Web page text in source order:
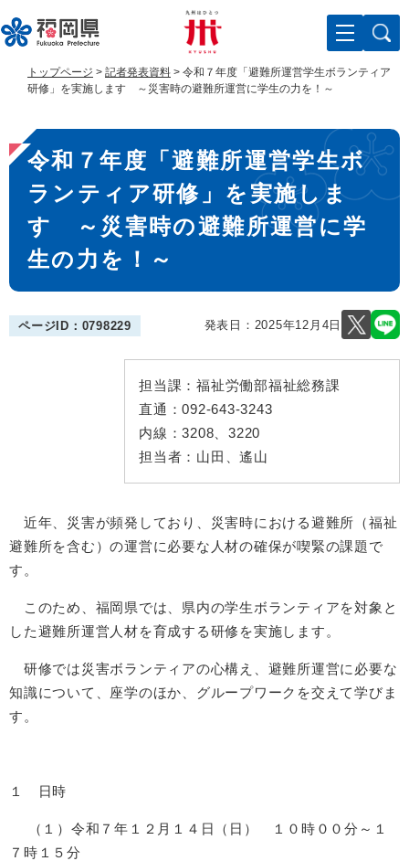
ー
ジ
す
。
ニ
ュ
し
て
トップページ > 記者発表資料 > 令和７年度「避難所運営学生ボランティア
研修」を実施します ～災害時の避難所運営に学生の力を！～
本
文
令和７年度「避難所運営学生ボ
ランティア研修」を実施しま
す ～災害時の避難所運営に学
生の力を！～
ページID：0798229 発表日： 2025年12月4日
担当課： 福祉労働部福祉総務課
直通：092-643-3243
内線：3208、3220
担当者： 山田、遙山
近年、災害が頻発しており、災害時における避難所（福祉
避難所を含む）の運営に必要な人材の確保が喫緊の課題で
す。
このため、福岡県では、県内の学生ボランティアを対象と
した避難所運営人材を育成する研修を実施します。
研修では災害ボランティアの心構え、避難所運営に必要な
知識について、座学のほか、グループワークを交えて学びま
す。
１ 日時
（１）令和７年１２月１４日（日） １０時００分～１
７時１５分